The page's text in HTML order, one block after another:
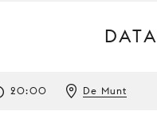
DATA
20:00 De Munt